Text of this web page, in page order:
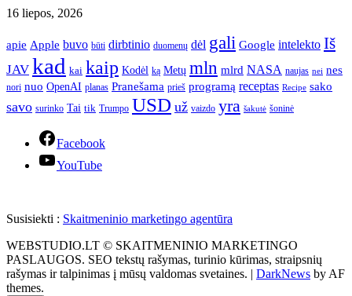
16 liepos, 2026
apie Apple buvo būti dirbtinio duomenų dėl gali Google intelekto Iš
JAV kad kai kaip Kodėl ką Metų mln mlrd NASA naujas nei nes
nori nuo OpenAI planas Pranešama prieš programą receptas Recipe sako
savo surinko Tai tik Trumpo USD už vaizdo yra šakutė šoninė
Facebook
YouTube
Susisiekti : Skaitmeninio marketingo agentūra
WEBSTUDIO.LT © SKAITMENINIO MARKETINGO
PASLAUGOS. SEO tekstų rašymas, turinio kūrimas, straipsnių
rašymas ir talpinimas į mūsų valdomas svetaines. | DarkNews by AF
themes.